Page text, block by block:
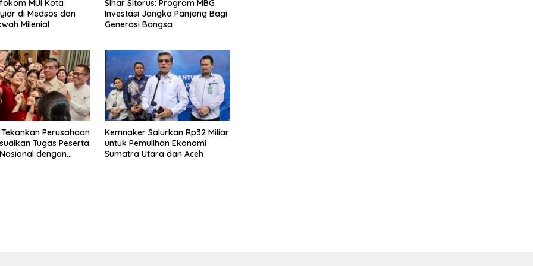
MUI Kota
di Medsos dan
Milenial
Sihar Sitorus: Program MBG
Investasi Jangka Panjang Bagi
Generasi Bangsa
Perusahaan
Tugas Peserta
dengan
Kemnaker Salurkan Rp32 Miliar
untuk Pemulihan Ekonomi
Sumatra Utara dan Aceh